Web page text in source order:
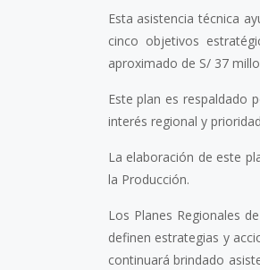
Esta asistencia técnica
cinco objetivos
aproximado de S/ 37
Este plan es respaldado
interés regional y
La elaboración de este
la Producción.
Los Planes Regionales
definen estrategias y
continuará brindado